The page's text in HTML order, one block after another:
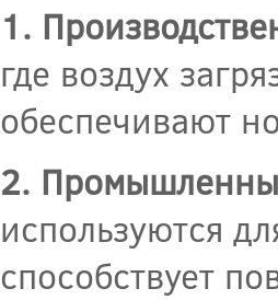
1.
где воздух
обеспечивают
2.
используются
способствует